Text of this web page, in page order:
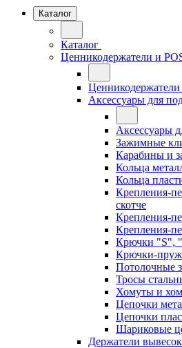
Каталог
Каталог
Ценникодержатели и
Аксессуары для
Аксессуары
Зажимные
Карабины и
Кольца
Кольца
Крепления-
скотче
Крепления-
Крепления-
Крючки "S",
Крючки-
Потолочные
Тросы
Хомуты и
Цепочки
Цепочки
Шариковые
Держатели вывесок